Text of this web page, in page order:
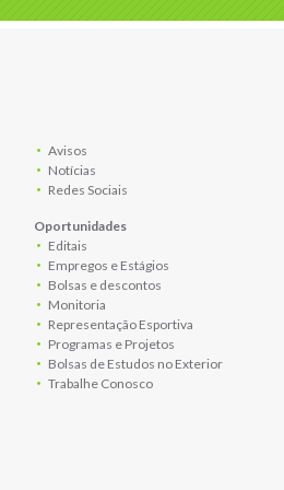
Avisos
Notícias
Redes Sociais
Oportunidades
Editais
Empregos e Estágios
Bolsas e descontos
Monitoria
Representação Esportiva
Programas e Projetos
Bolsas de Estudos no Exterior
Trabalhe Conosco